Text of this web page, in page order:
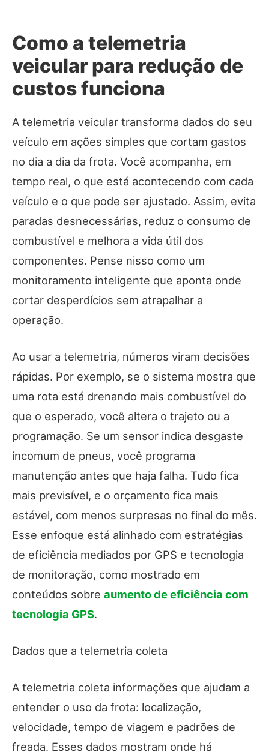
Como a telemetria
veicular para redução de
custos funciona
A telemetria veicular transforma dados do seu
veículo em ações simples que cortam gastos
no dia a dia da frota. Você acompanha, em
tempo real, o que está acontecendo com cada
veículo e o que pode ser ajustado. Assim, evita
paradas desnecessárias, reduz o consumo de
combustível e melhora a vida útil dos
componentes. Pense nisso como um
monitoramento inteligente que aponta onde
cortar desperdícios sem atrapalhar a
operação.
Ao usar a telemetria, números viram decisões
rápidas. Por exemplo, se o sistema mostra que
uma rota está drenando mais combustível do
que o esperado, você altera o trajeto ou a
programação. Se um sensor indica desgaste
incomum de pneus, você programa
manutenção antes que haja falha. Tudo fica
mais previsível, e o orçamento fica mais
estável, com menos surpresas no final do mês.
Esse enfoque está alinhado com estratégias
de eficiência mediados por GPS e tecnologia
de monitoração, como mostrado em
conteúdos sobre aumento de eficiência com
tecnologia GPS.
Dados que a telemetria coleta
A telemetria coleta informações que ajudam a
entender o uso da frota: localização,
velocidade, tempo de viagem e padrões de
freada. Esses dados mostram onde há